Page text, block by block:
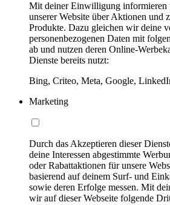
Mit deiner Einwilligung informieren
unserer Website über Aktionen und
Produkte. Dazu gleichen wir deine
personenbezogenen Daten mit
ab und nutzen deren Online-
Dienste bereits nutzt:
Bing, Criteo, Meta, Google,
Marketing
Durch das Akzeptieren dieser
deine Interessen abgestimmte
oder Rabattaktionen für unsere
basierend auf deinem Surf- und
sowie deren Erfolge messen. Mit
wir auf dieser Webseite folgende